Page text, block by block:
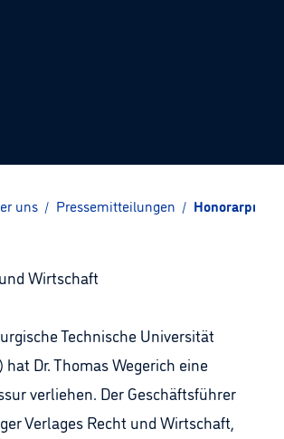
uns / Pressemitteilungen /
Wirtschaft
Technische Universität
hat Dr. Thomas Wegerich eine
verliehen. Der Geschäftsführer
Verlages Recht und Wirtschaft,